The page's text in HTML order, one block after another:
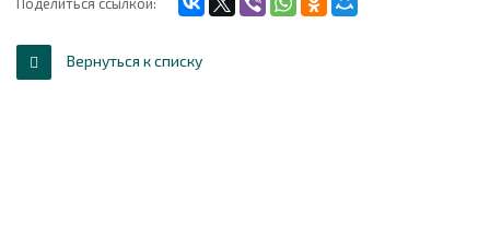
Вернуться к списку